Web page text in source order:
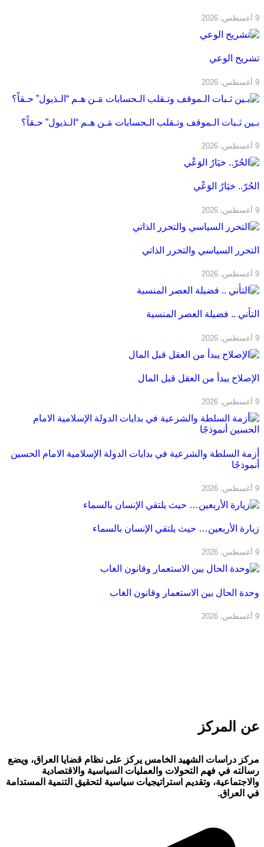
9 أغسطس، 2026
تشريح الوعي
9 أغسطس، 2026
بـين ثـبات الـموقف وتـقلب الـحسابات مَـن هـم “الـذيول” حـقاً؟
9 أغسطس، 2026
الحُرّ.. خيَارُ الوَعْي
9 أغسطس، 2026
التحرر السياسي والتحرر الذاتي
9 أغسطس، 2026
التأني .. فضيلة العصر المنسية
9 أغسطس، 2026
الإصلاح يبدأ من العقل قبل المال
9 أغسطس، 2026
أزمة السلطة والشرعية في بدايات الدولة الإسلامية ‌الامام الحسين
أنموذجًا
9 أغسطس، 2026
زيارة الأربعين… حيث يلتقي الإنسان بالسماء
9 أغسطس، 2026
وحدة الحال بين الاستعمار وقانون الغاب
9 أغسطس، 2026
عن المركز
مركز دراسات الشهيد الخامس يركز على نظام قضايا العراق، ويضع
رسالته في فهم التحولات والعمليات السياسية والاقتصادية
والاجتماعية، وتقديم استراتيجيات سياسية لتحقيق التنمية المستدامة
في العراق.